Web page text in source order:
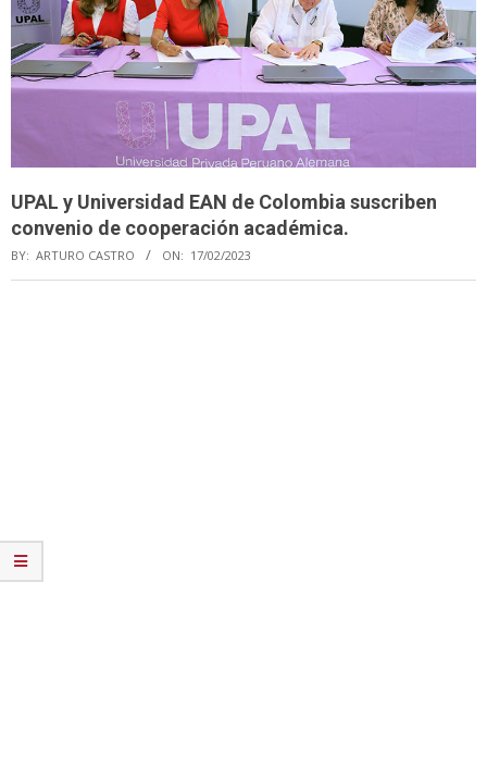
UPAL y Universidad EAN de Colombia suscriben
convenio de cooperación académica.
BY: ARTURO CASTRO ON: 17/02/2023